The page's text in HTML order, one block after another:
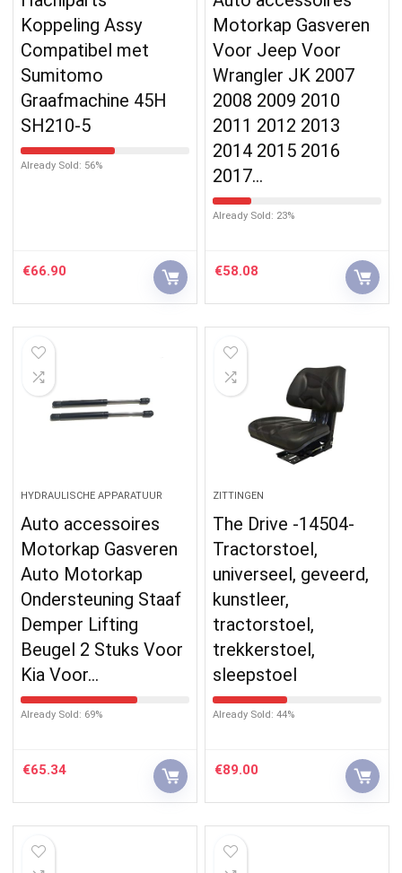
Koppeling Assy
Compatibel met
Sumitomo
Graafmachine 45H
SH210-5
Already Sold: 56%
€66.90
Motorkap Gasveren
Voor Jeep Voor
Wrangler JK 2007
2008 2009 2010
2011 2012 2013
2014 2015 2016
2017…
Already Sold: 23%
€58.08
HYDRAULISCHE APPARATUUR
Auto accessoires
Motorkap Gasveren
Auto Motorkap
Ondersteuning Staaf
Demper Lifting
Beugel 2 Stuks Voor
Kia Voor…
Already Sold: 69%
€65.34
ZITTINGEN
The Drive -14504-
Tractorstoel,
universeel, geveerd,
kunstleer,
tractorstoel,
trekkerstoel,
sleepstoel
Already Sold: 44%
€89.00